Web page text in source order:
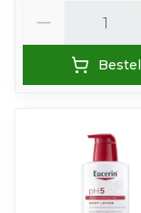
Bestel